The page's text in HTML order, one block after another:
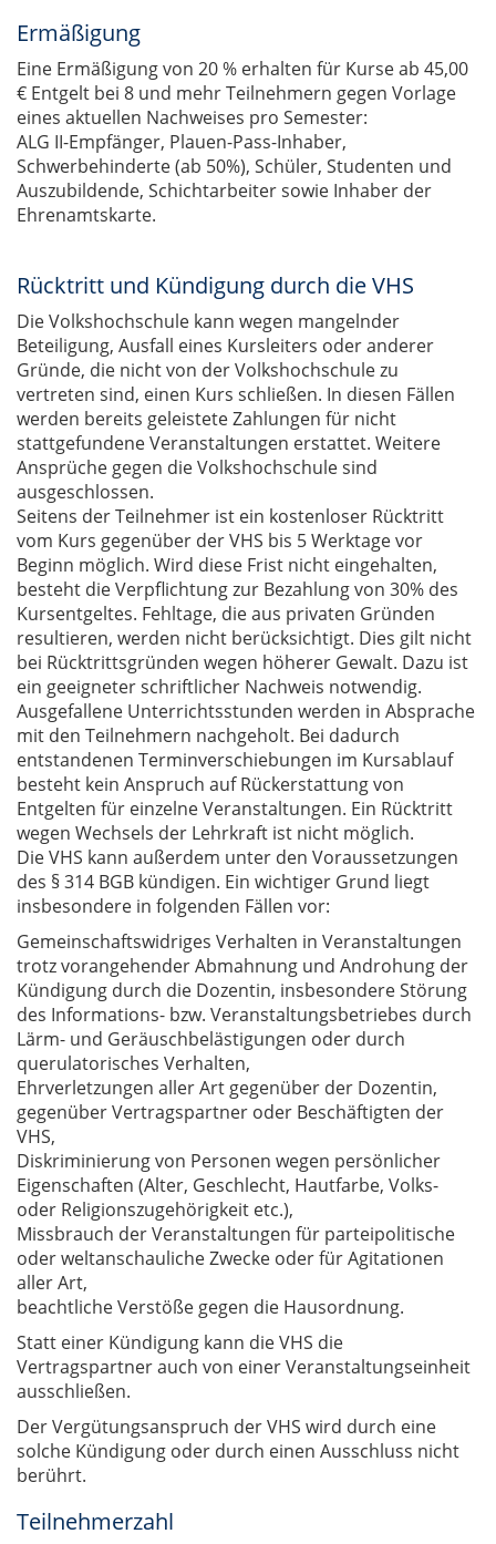
Ermäßigung
Eine Ermäßigung von 20 % erhalten für Kurse ab 45,00
€ Entgelt bei 8 und mehr Teilnehmern gegen Vorlage
eines aktuellen Nachweises pro Semester:
ALG II-Empfänger, Plauen-Pass-Inhaber,
Schwerbehinderte (ab 50%), Schüler, Studenten und
Auszubildende, Schichtarbeiter sowie Inhaber der
Ehrenamtskarte.
Rücktritt und Kündigung durch die VHS
Die Volkshochschule kann wegen mangelnder
Beteiligung, Ausfall eines Kursleiters oder anderer
Gründe, die nicht von der Volkshochschule zu
vertreten sind, einen Kurs schließen. In diesen Fällen
werden bereits geleistete Zahlungen für nicht
stattgefundene Veranstaltungen erstattet. Weitere
Ansprüche gegen die Volkshochschule sind
ausgeschlossen.
Seitens der Teilnehmer ist ein kostenloser Rücktritt
vom Kurs gegenüber der VHS bis 5 Werktage vor
Beginn möglich. Wird diese Frist nicht eingehalten,
besteht die Verpflichtung zur Bezahlung von 30% des
Kursentgeltes. Fehltage, die aus privaten Gründen
resultieren, werden nicht berücksichtigt. Dies gilt nicht
bei Rücktrittsgründen wegen höherer Gewalt. Dazu ist
ein geeigneter schriftlicher Nachweis notwendig.
Ausgefallene Unterrichtsstunden werden in Absprache
mit den Teilnehmern nachgeholt. Bei dadurch
entstandenen Terminverschiebungen im Kursablauf
besteht kein Anspruch auf Rückerstattung von
Entgelten für einzelne Veranstaltungen. Ein Rücktritt
wegen Wechsels der Lehrkraft ist nicht möglich.
Die VHS kann außerdem unter den Voraussetzungen
des § 314 BGB kündigen. Ein wichtiger Grund liegt
insbesondere in folgenden Fällen vor:
Gemeinschaftswidriges Verhalten in Veranstaltungen
trotz vorangehender Abmahnung und Androhung der
Kündigung durch die Dozentin, insbesondere Störung
des Informations- bzw. Veranstaltungsbetriebes durch
Lärm- und Geräuschbelästigungen oder durch
querulatorisches Verhalten,
Ehrverletzungen aller Art gegenüber der Dozentin,
gegenüber Vertragspartner oder Beschäftigten der
VHS,
Diskriminierung von Personen wegen persönlicher
Eigenschaften (Alter, Geschlecht, Hautfarbe, Volks-
oder Religionszugehörigkeit etc.),
Missbrauch der Veranstaltungen für parteipolitische
oder weltanschauliche Zwecke oder für Agitationen
aller Art,
beachtliche Verstöße gegen die Hausordnung.
Statt einer Kündigung kann die VHS die
Vertragspartner auch von einer Veranstaltungseinheit
ausschließen.
Der Vergütungsanspruch der VHS wird durch eine
solche Kündigung oder durch einen Ausschluss nicht
berührt.
Teilnehmerzahl